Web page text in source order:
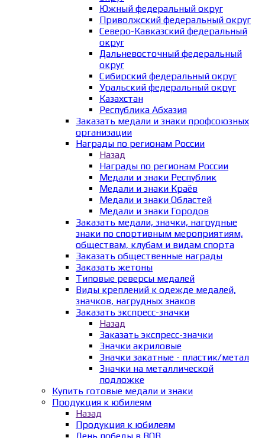
Южный федеральный округ
Приволжский федеральный округ
Северо-Кавказский федеральный
округ
Дальневосточный федеральный
округ
Сибирский федеральный округ
Уральский федеральный округ
Казахстан
Республика Абхазия
Заказать медали и знаки профсоюзных
организации
Награды по регионам России
Назад
Награды по регионам России
Медали и знаки Республик
Медали и знаки Краёв
Медали и знаки Областей
Медали и знаки Городов
Заказать медали, значки, нагрудные
знаки по спортивным мероприятиям,
обществам, клубам и видам спорта
Заказать общественные награды
Заказать жетоны
Типовые реверсы медалей
Виды креплений к одежде медалей,
значков, нагрудных знаков
Заказать экспресс-значки
Назад
Заказать экспресс-значки
Значки акриловые
Значки закатные - пластик/метал
Значки на металлической
подложке
Купить готовые медали и знаки
Продукция к юбилеям
Назад
Продукция к юбилеям